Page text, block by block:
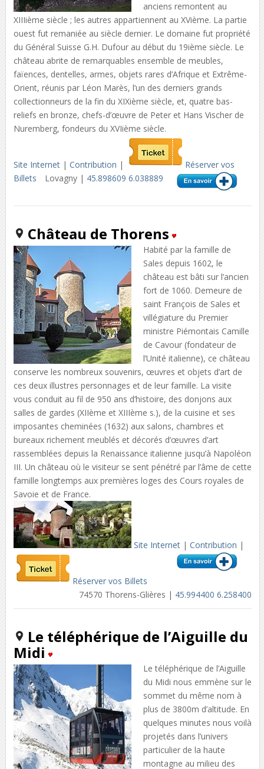
anciens remontent au
XIIIième siècle ; les autres appartiennent au XVième. La partie
ouest fut remaniée au siècle dernier. Le domaine fut propriété
du Général Suisse G.H. Dufour au début du 19ième siècle. Le
château abrite de remarquables ensemble de meubles,
faïences, dentelles, armes, objets rares d’Afrique et Extrême-
Orient, réunis par Léon Marès, l’un des derniers grands
collectionneurs de la fin du XIXième siècle, et, quatre bas-
reliefs en bronze, chefs-d’œuvre de Peter et Hans Vischer de
Nuremberg, fondeurs du XVIième siècle.
Site Internet| Contribution |
Réserver vos
Billets
Lovagny | 45.898609 6.038889
Château de Thorens
Habité par la famille de
Sales depuis 1602, le
château est bâti sur l’ancien
fort de 1060. Demeure de
saint François de Sales et
villégiature du Premier
ministre Piémontais Camille
de Cavour (fondateur de
l’Unité italienne), ce château
conserve les nombreux souvenirs, œuvres et objets d’art de
ces deux illustres personnages et de leur famille. La visite
vous conduit au fil de 950 ans d’histoire, des donjons aux
salles de gardes (XIIème et XIIIème s.), de la cuisine et ses
imposantes cheminées (1632) aux salons, chambres et
bureaux richement meublés et décorés d’œuvres d’art
rassemblées depuis la Renaissance italienne jusqu’à Napoléon
III. Un château où le visiteur se sent pénétré par l’âme de cette
famille longtemps aux premières loges des Cours royales de
Savoie et de France.
Site Internet| Contribution |
Réserver vos Billets
74570 Thorens-Glières | 45.994400 6.258400
Le téléphérique de l’Aiguille du
Midi
Le téléphérique de l’Aiguille
du Midi nous emmène sur le
sommet du même nom à
plus de 3800m d’altitude. En
quelques minutes nous voilà
projetés dans l’univers
particulier de la haute
montagne au milieu des